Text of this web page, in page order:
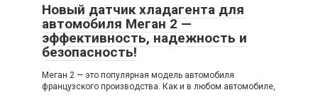
Новый датчик хладагента для
автомобиля Меган 2 —
эффективность, надежность и
безопасность!
Меган 2 — это популярная модель автомобиля
французского производства. Как и в любом автомобиле,